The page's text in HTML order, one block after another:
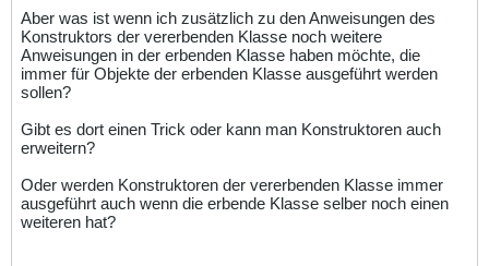
Aber was ist wenn ich zusätzlich zu den Anweisungen des
Konstruktors der vererbenden Klasse noch weitere
Anweisungen in der erbenden Klasse haben möchte, die
immer für Objekte der erbenden Klasse ausgeführt werden
sollen?
Gibt es dort einen Trick oder kann man Konstruktoren auch
erweitern?
Oder werden Konstruktoren der vererbenden Klasse immer
ausgeführt auch wenn die erbende Klasse selber noch einen
weiteren hat?